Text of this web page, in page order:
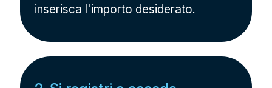
inserisca l'importo desiderato.